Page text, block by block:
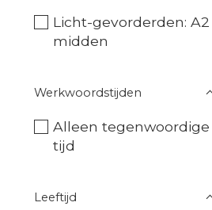
Licht-gevorderden: A2
midden
Werkwoordstijden
Alleen tegenwoordige
tijd
Leeftijd